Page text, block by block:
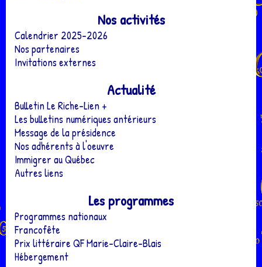
Nos activités
Calendrier 2025-2026
Nos partenaires
Invitations externes
Actualité
Bulletin Le Riche-Lien +
Les bulletins numériques antérieurs
Message de la présidence
Nos adhérents à l'oeuvre
Immigrer au Québec
Autres liens
Les programmes
Programmes nationaux
Francofête
Prix littéraire QF Marie-Claire-Blais
Hébergement